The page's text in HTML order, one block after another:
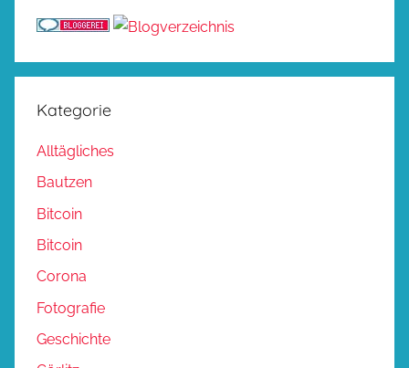
Kategorie
Alltägliches
Bautzen
Bitcoin
Bitcoin
Corona
Fotografie
Geschichte